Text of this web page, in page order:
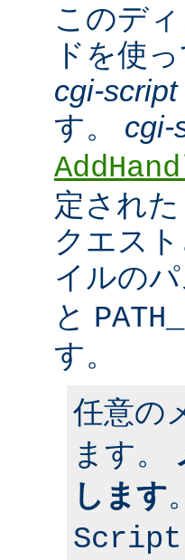
このデ
ドを使
cgi-script
す。 cgi-
定され
クエス
イルの
と
す。
任意の
ます。
します